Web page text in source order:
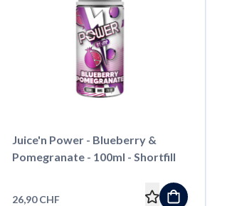
Juice'n Power - Blueberry &
Pomegranate - 100ml - Shortfill
26,90 CHF